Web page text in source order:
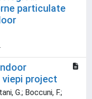
particulate
project
G.; Boccuni, F.;